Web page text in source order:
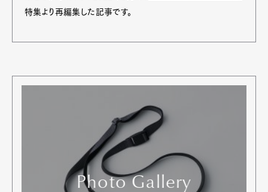
特集より再編集した記事です。
Photo Gallery